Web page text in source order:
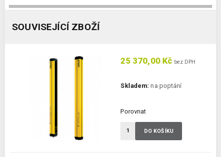
SOUVISEJÍCÍ ZBOŽÍ
25 370,00 Kč bez DPH
Skladem: na poptání
Porovnat
DO KOŠÍKU